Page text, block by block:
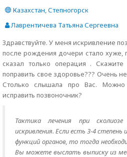
Казахстан, Степногорск
Лаврентичева Татьяна Сергеевна
Здравствуйте. У меня искривление
после рождения дочери стало хуже,
сказал только операция .
поправить свое здоровье??? Очень
Столько слышала про Вас.
исправить позвоночник?
Тактика лечения при
искривления. Если есть 3-4 степень
функций органов, то тогда
Вы можете выслать выписку из